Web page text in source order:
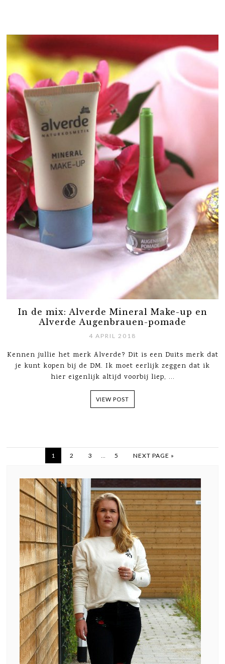
In de mix: Alverde Mineral Make-up en
Alverde Augenbrauen-pomade
4 APRIL 2018
Kennen jullie het merk Alverde? Dit is een Duits merk dat
je kunt kopen bij de DM. Ik moet eerlijk zeggen dat ik
hier eigenlijk altijd voorbij liep, ...
VIEW POST
1 2 3 … 5 NEXT PAGE »